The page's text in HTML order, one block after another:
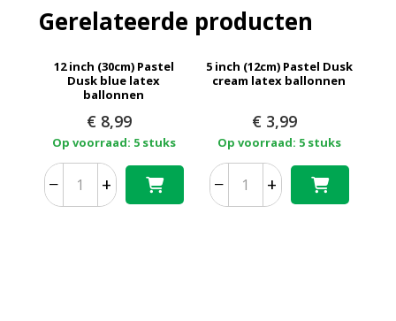
Gerelateerde producten
12 inch (30cm) Pastel
Dusk blue latex
ballonnen
€ 8,99
Op voorraad: 5 stuks
− +
5 inch (12cm) Pastel Dusk
cream latex ballonnen
€ 3,99
Op voorraad: 5 stuks
− +